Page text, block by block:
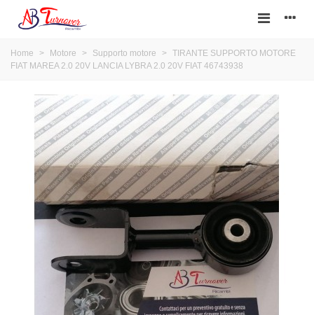
Home > Motore > Supporto motore > TIRANTE SUPPORTO MOTORE
FIAT MAREA 2.0 20V LANCIA LYBRA 2.0 20V FIAT 46743938